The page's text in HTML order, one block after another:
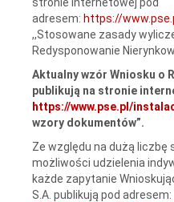
adresem: https://
,,Stosowane zasady
Redysponowanie
Aktualny wzór Wniosku o
publikują na stronie
https://www.pse.pl/
wzory dokumentów”.
Ze względu na dużą liczbę
możliwości udzielenia
każde zapytanie
S.A. publikują pod adresem: